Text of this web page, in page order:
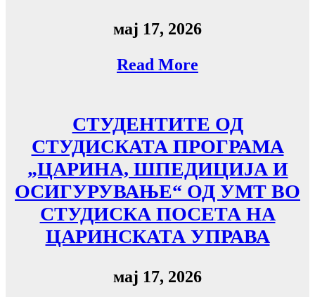
мај 17, 2026
Read More
СТУДЕНТИТЕ ОД
СТУДИСКАТА ПРОГРАМА
„ЦАРИНА, ШПЕДИЦИЈА И
ОСИГУРУВАЊЕ“ ОД УMТ ВО
СТУДИСКА ПОСЕТА НА
ЦАРИНСКАТА УПРАВА
мај 17, 2026